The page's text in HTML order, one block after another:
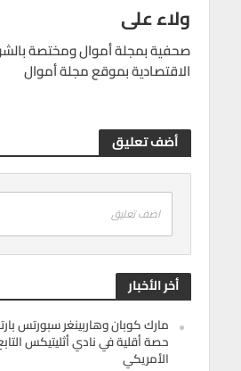
ولاء على
صحفية بمجلة أموال ومختصة
الاقتصادية بموقع مجلة أموال
أضف تعليق
اضف تعليق
أخر الأخبار
مارك كوبان وهاربينغر سبورتس
حصة أقلية في نادي أثليتيكس
الأمريكي